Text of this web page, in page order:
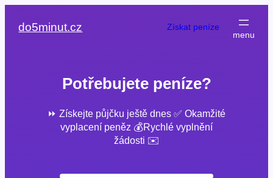
do5minut.cz Získat peníze
Potřebujete peníze?
⏩ Získejte půjčku ještě dnes ✅ Okamžité
vyplacení peněz 💰Rychlé vyplnění
žádosti ✉️